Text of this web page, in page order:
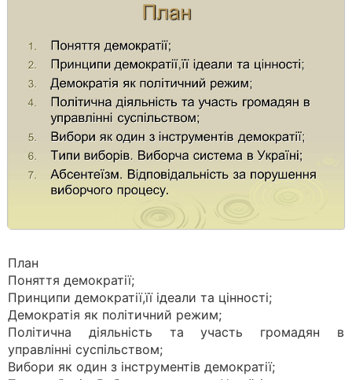
План
Поняття демократії;
Принципи демократії,її ідеали та цінності;
Демократія як політичний режим;
Політична діяльність та участь громадян в
управлінні суспільством;
Вибори як один з інструментів демократії;